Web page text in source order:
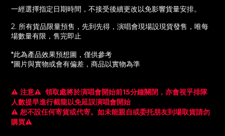
一經選擇指定日期時間，不接受後續更改以免影響貨量安排。
2. 所有貨品限量預售，先到先得，演唱會現場設現貨發售，唯每
場數量有限，售完即止
*此為產品效果預想圖，僅供參考
*圖片與實物或會有偏差，商品以實物為準
⚠️ 注意⚠️ 領取處將於演唱會開始前15分鐘關閉，亦會視乎排隊
人數提早進行截龍以免延誤演唱會開始
⚠️ 恕不設任何寄貨或代寄。如未能親自或委托朋友到場取貨請勿
購買⚠️